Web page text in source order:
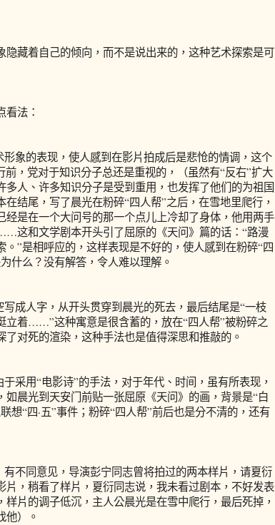
藏着自己的倾向，而不是说出来的，这种艺术探索是可
法：
象的表现，使人感到在影片拍成后是悲怆的情调，这个
前，党对于知识分子总还是重视的，（虽然有“反右”扩大
多人、许多知识分子是受到重用，也发挥了他们的为祖国
结尾，写了晨光在粉碎“四人帮”之后，在雪地里爬行，
经是在一个大问号的那一个点儿上冷却了身体，他用两手
这和文学剧本开头引了屈原的《天问》篇的话：“路漫
”是相呼应的，这样表现是不好的，使人感到在粉碎“四
什么？没有解答，令人难以理解。
人字，从开头贯穿到晨光的死去，最后结尾是“一枝
立着……”这种寓意是很含蓄的，放在“四人帮”被粉碎之
对死的渲染，这种手法也是值得深思和推敲的。
用“电影诗”的手法，对于年代、时间，虽有所表现，
如晨光到天安门前贴一张屈原《天问》的画，背景是“白
“四·五”事件；粉碎“四人帮”前后也是分不清的，还有
不同意见，导演彭宁同志曾将拍过的两本样片，请夏衍
片，稍看了样片，夏衍同志说，我未看过剧本，不好发表
片的调子低沉，主人公晨光是在雪中爬行，最后死掉，
他）。